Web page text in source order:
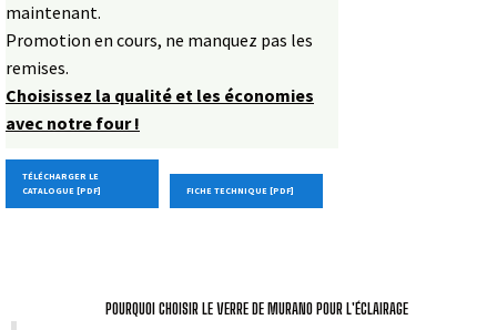
maintenant.
Promotion en cours, ne manquez pas les
remises.
Choisissez la qualité et les économies
avec notre four !
TÉLÉCHARGER LE
CATALOGUE [PDF]
FICHE TECHNIQUE [PDF]
POURQUOI CHOISIR LE VERRE DE MURANO POUR L'ÉCLAIRAGE